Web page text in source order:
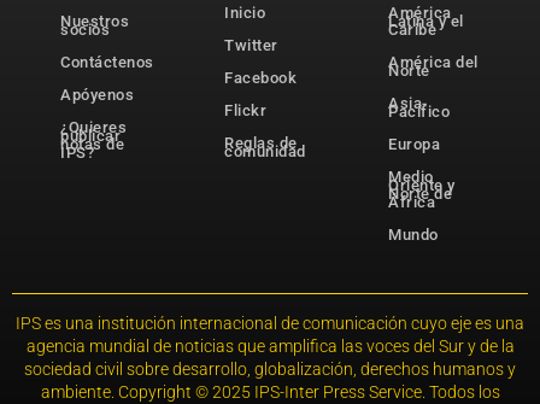
Nuestros
socios
Contáctenos
Apóyenos
¿Quieres
publicar
notas de
IPS?
Inicio
Twitter
Facebook
Flickr
Reglas de
comunidad
América
Latina y el
Caribe
América del
Norte
Asia-
Pacífico
Europa
Medio
Oriente y
Norte de
África
Mundo
IPS es una institución internacional de comunicación cuyo eje es una
agencia mundial de noticias que amplifica las voces del Sur y de la
sociedad civil sobre desarrollo, globalización, derechos humanos y
ambiente. Copyright © 2025 IPS-Inter Press Service. Todos los